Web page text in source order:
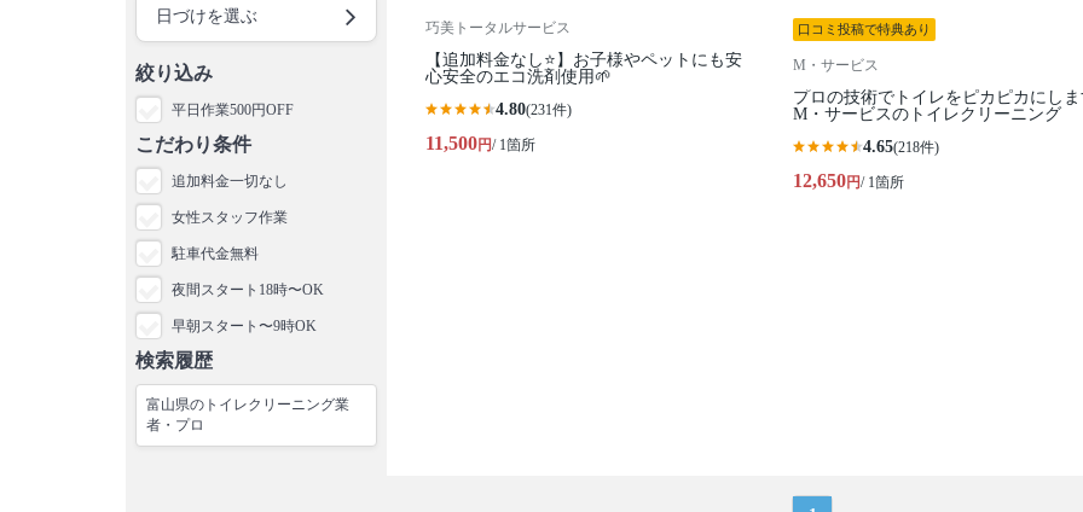
日づけを選ぶ
絞り込み
平日作業500円OFF
こだわり条件
追加料金一切なし
女性スタッフ作業
駐車代金無料
夜間スタート18時〜OK
早朝スタート〜9時OK
検索履歴
富山県のトイレクリーニング業
者・プロ
巧美トータルサービス
【追加料金なし⭐️】お子様やペットにも安
心安全のエコ洗剤使用🌱
4.80(231件)
11,500円/ 1箇所
口コミ投稿で特典あり
M・サービス
プロの技術でトイレをピカピカにし
M・サービスのトイレクリーニング
4.65(218件)
12,650円/ 1箇所